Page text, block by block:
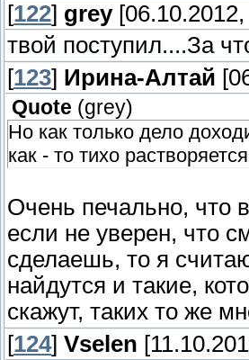
[122] grey[06.10.2012,
твой поступил....За
[123] Ирина-Алтай
Quote (grey)
Но как только дело
как - то тихо
Очень печально, что
если не уверен, что
сделаешь, то я
найдутся и такие,
скажут, таких то же
[124] Vselen